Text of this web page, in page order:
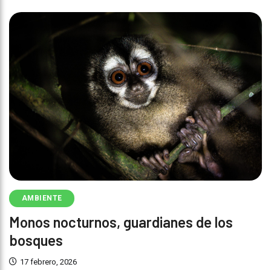
AMBIENTE
Monos nocturnos, guardianes de los
bosques
17 febrero, 2026